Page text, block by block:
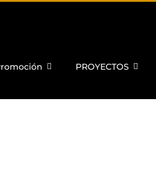
PROYECTOS